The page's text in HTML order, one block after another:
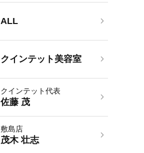
ALL
クインテット美容室
クインテット代表
佐藤 茂
敷島店
茂木 壮志